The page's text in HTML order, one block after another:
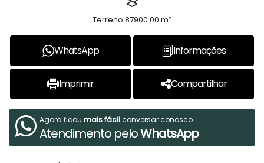
Terreno:87900.00 m²
WhatsApp Informações
Imprimir Compartilhar
Agora ficou mais fácilconversar conosco
Atendimento peloWhatsApp